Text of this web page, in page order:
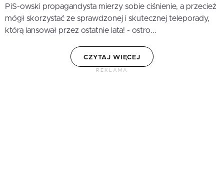
PiS-owski propagandysta mierzy sobie ciśnienie, a przecież
mógł skorzystać ze sprawdzonej i skutecznej teleporady,
którą lansował przez ostatnie lata! - ostro...
CZYTAJ WIĘCEJ
REKLAMA